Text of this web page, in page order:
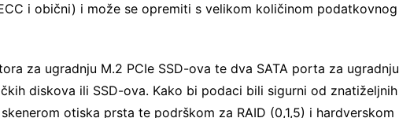
i obični) i može se opremiti s velikom količinom podatkovnog
za ugradnju M.2 PCIe SSD-ova te dva SATA porta za ugradnju
diskova ili SSD-ova. Kako bi podaci bili sigurni od znatiželjnih
otiska prsta te podrškom za RAID (0,1,5) i hardverskom